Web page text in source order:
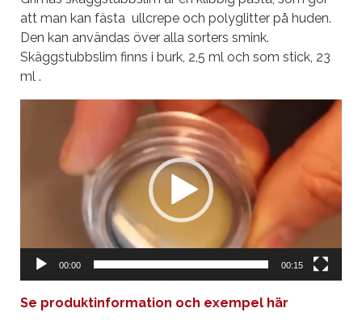
att man kan fästa ullcrepe och polyglitter på huden.
Den kan användas över alla sorters smink.
Skäggstubbslim finns i burk, 2,5 ml och som stick, 23
ml .
Videospelare
00:00 00:15
Se produktinformation och exempel här